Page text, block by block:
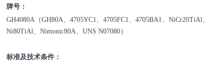
牌号：
GH4080A（GH80A、4705YC1、4705FC1、4705BA1、NiCr20TiAl、
Ni80TiAl、Nimonic80A、UNS N07080）
标准及技术条件：